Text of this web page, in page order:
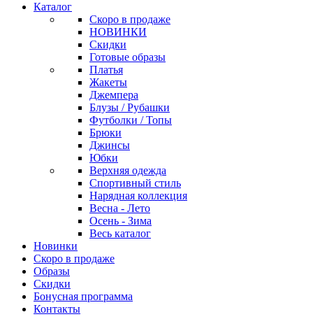
Каталог
Скоро в продаже
НОВИНКИ
Скидки
Готовые образы
Платья
Жакеты
Джемпера
Блузы / Рубашки
Футболки / Топы
Брюки
Джинсы
Юбки
Верхняя одежда
Спортивный стиль
Нарядная коллекция
Весна - Лето
Осень - Зима
Весь каталог
Новинки
Скоро в продаже
Образы
Скидки
Бонусная программа
Контакты